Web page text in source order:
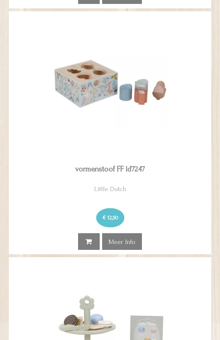
vormenstoof FF ld7247
Little Dutch
€ 12,50
Meer Info